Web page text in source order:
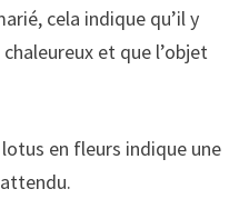
cela indique qu’il y
et que l’objet
en fleurs indique une